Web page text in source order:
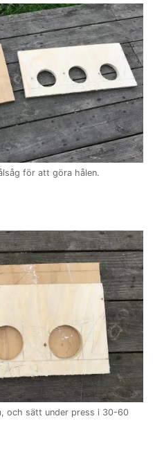
för att göra hålen.
och sätt under press i 30-60